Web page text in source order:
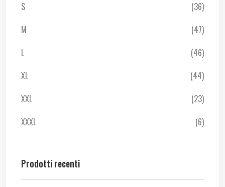
S
(36)
M
(47)
L
(46)
XL
(44)
XXL
(23)
XXXL
(6)
Prodotti recenti